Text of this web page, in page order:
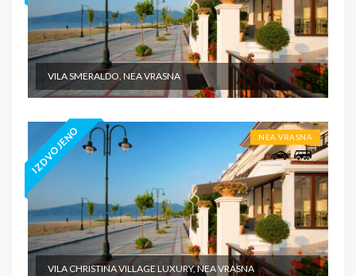
VILA SMERALDO, NEA VRASNA
IZDVOJENO NEA VRASNA
VILA CHRISTINA VILLAGE LUXURY, NEA VRASNA